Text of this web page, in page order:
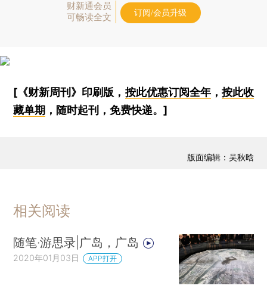
财新通会员
可畅读全文
订阅/会员升级
[《财新周刊》印刷版， 按此优惠订阅全年， 按此收
藏单期 ，随时起刊，免费快递。]
版面编辑：吴秋晗
相关阅读
随笔·游思录|广岛，广岛
2020年01月03日 APP打开